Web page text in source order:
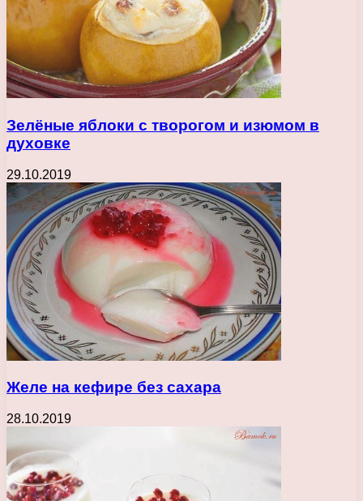
Зелёные яблоки с творогом и изюмом в
духовке
29.10.2019
Желе на кефире без сахара
28.10.2019